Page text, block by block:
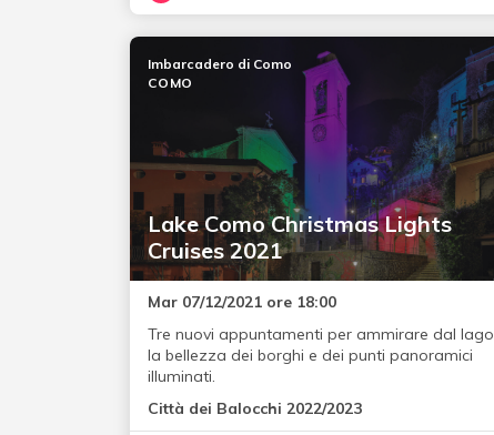
Lake Como Christmas Lights
Cruises 2021
Imbarcadero di Como
COMO
Mar 07/12/2021 ore 18:00
Tre nuovi appuntamenti per ammirare dal lago
la bellezza dei borghi e dei punti panoramici
illuminati.
Città dei Balocchi 2022/2023